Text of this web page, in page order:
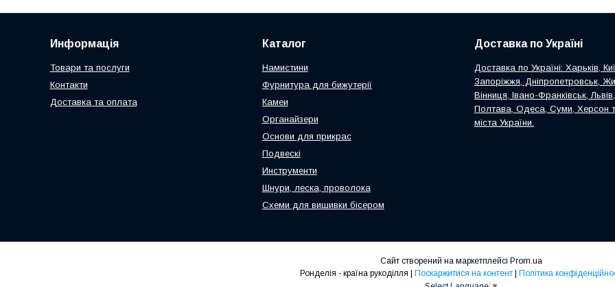
Информація
Товари та послуги
Контакти
Доставка та оплата
Каталог
Намистини
Фурнитура для бижутерії
Камеи
Органайзери
Основи для прикрас
Подвескі
Инструменти
Шнури, леска, проволока
Схеми для вишивки бісером
Доставка по Україні
Доставка по Україні: Харьків,
Запоріжжя, Дніпропетровськ,
Вінниця, Івано-Франківськ,
Полтава, Одеса, Суми, Херсон
міста України.
Сайт створений на маркетплейсі Prom.ua
Поскаржитися на контент
Політика